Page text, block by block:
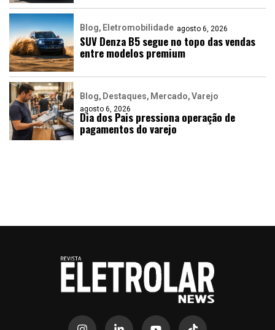
Blog Eletromobilidade agosto 6, 2026
SUV Denza B5 segue no topo das vendas
entre modelos premium
Blog Destaques Mercado Varejo
agosto 6, 2026
Dia dos Pais pressiona operação de
pagamentos do varejo